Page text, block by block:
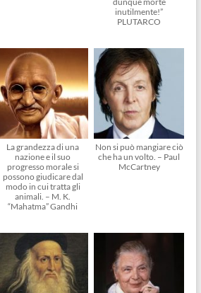
inutilmente!”
PLUTARCO
La grandezza di una
nazione e il suo
progresso morale si
possono giudicare dal
modo in cui tratta gli
animali. – M. K.
“Mahatma” Gandhi
Non si può mangiare ciò
che ha un volto. – Paul
McCartney